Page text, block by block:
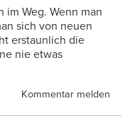
im Weg. Wenn man
sich von neuen
erstaunlich die
nie etwas
Kommentar melden